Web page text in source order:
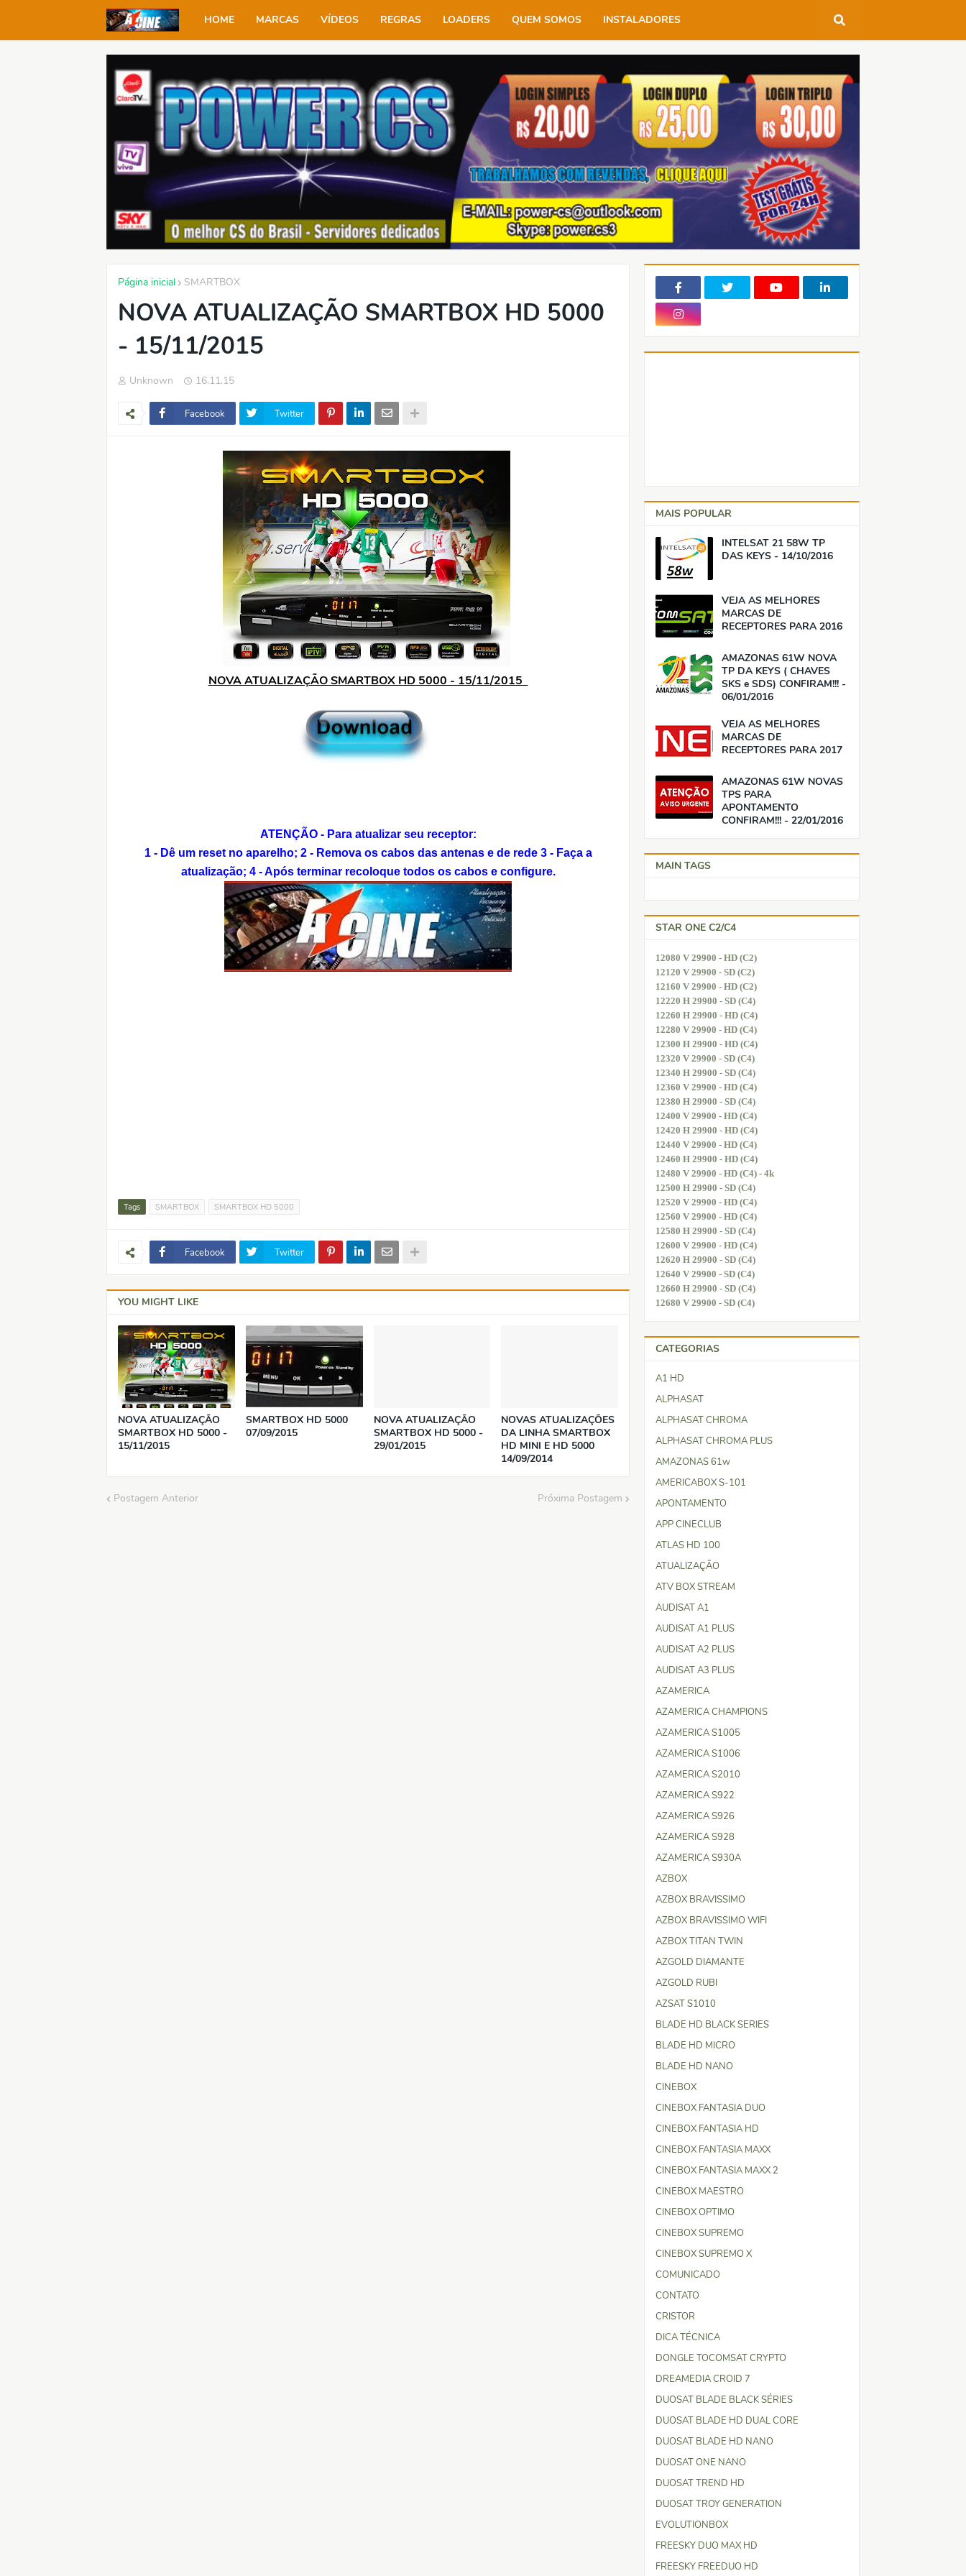
HOME MARCAS VÍDEOS REGRAS LOADERS QUEM SOMOS INSTALADORES
Página inicial SMARTBOX
NOVA ATUALIZAÇÃO SMARTBOX HD 5000
- 15/11/2015
Unknown 16.11.15
Facebook Twitter
NOVA ATUALIZAÇÃO SMARTBOX HD 5000 - 15/11/2015
ATENÇÃO - Para atualizar seu receptor:
1 - Dê um reset no aparelho; 2 - Remova os cabos das antenas e de rede 3 - Faça a
atualização; 4 - Após terminar recoloque todos os cabos e configure.
Tags SMARTBOX SMARTBOX HD 5000
Facebook Twitter
YOU MIGHT LIKE
NOVA ATUALIZAÇÃO
SMARTBOX HD 5000 -
15/11/2015
SMARTBOX HD 5000
07/09/2015
NOVA ATUALIZAÇÃO
SMARTBOX HD 5000 -
29/01/2015
NOVAS ATUALIZAÇÕES
DA LINHA SMARTBOX
HD MINI E HD 5000
14/09/2014
Postagem Anterior Próxima Postagem
MAIS POPULAR
INTELSAT 21 58W TP
DAS KEYS - 14/10/2016
VEJA AS MELHORES
MARCAS DE
RECEPTORES PARA 2016
AMAZONAS 61W NOVA
TP DA KEYS ( CHAVES
SKS e SDS) CONFIRAM!!! -
06/01/2016
VEJA AS MELHORES
MARCAS DE
RECEPTORES PARA 2017
AMAZONAS 61W NOVAS
TPS PARA
APONTAMENTO
CONFIRAM!!! - 22/01/2016
MAIN TAGS
STAR ONE C2/C4
12080 V 29900 - HD (C2)
12120 V 29900 - SD (C2)
12160 V 29900 - HD (C2)
12220 H 29900 - SD (C4)
12260 H 29900 - HD (C4)
12280 V 29900 - HD (C4)
12300 H 29900 - HD (C4)
12320 V 29900 - SD (C4)
12340 H 29900 - SD (C4)
12360 V 29900 - HD (C4)
12380 H 29900 - SD (C4)
12400 V 29900 - HD (C4)
12420 H 29900 - HD (C4)
12440 V 29900 - HD (C4)
12460 H 29900 - HD (C4)
12480 V 29900 - HD (C4) - 4k
12500 H 29900 - SD (C4)
12520 V 29900 - HD (C4)
12560 V 29900 - HD (C4)
12580 H 29900 - SD (C4)
12600 V 29900 - HD (C4)
12620 H 29900 - SD (C4)
12640 V 29900 - SD (C4)
12660 H 29900 - SD (C4)
12680 V 29900 - SD (C4)
CATEGORIAS
A1 HD
ALPHASAT
ALPHASAT CHROMA
ALPHASAT CHROMA PLUS
AMAZONAS 61w
AMERICABOX S-101
APONTAMENTO
APP CINECLUB
ATLAS HD 100
ATUALIZAÇÃO
ATV BOX STREAM
AUDISAT A1
AUDISAT A1 PLUS
AUDISAT A2 PLUS
AUDISAT A3 PLUS
AZAMERICA
AZAMERICA CHAMPIONS
AZAMERICA S1005
AZAMERICA S1006
AZAMERICA S2010
AZAMERICA S922
AZAMERICA S926
AZAMERICA S928
AZAMERICA S930A
AZBOX
AZBOX BRAVISSIMO
AZBOX BRAVISSIMO WIFI
AZBOX TITAN TWIN
AZGOLD DIAMANTE
AZGOLD RUBI
AZSAT S1010
BLADE HD BLACK SERIES
BLADE HD MICRO
BLADE HD NANO
CINEBOX
CINEBOX FANTASIA DUO
CINEBOX FANTASIA HD
CINEBOX FANTASIA MAXX
CINEBOX FANTASIA MAXX 2
CINEBOX MAESTRO
CINEBOX OPTIMO
CINEBOX SUPREMO
CINEBOX SUPREMO X
COMUNICADO
CONTATO
CRISTOR
DICA TÉCNICA
DONGLE TOCOMSAT CRYPTO
DREAMEDIA CROID 7
DUOSAT BLADE BLACK SÉRIES
DUOSAT BLADE HD DUAL CORE
DUOSAT BLADE HD NANO
DUOSAT ONE NANO
DUOSAT TREND HD
DUOSAT TROY GENERATION
EVOLUTIONBOX
FREESKY DUO MAX HD
FREESKY FREEDUO HD